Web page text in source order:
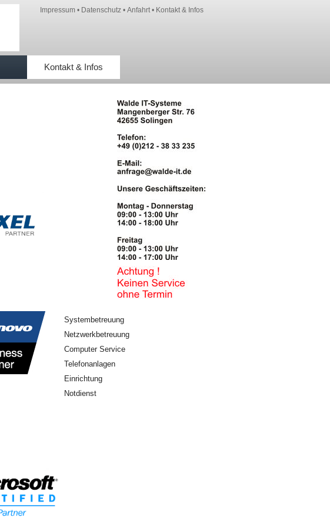
Impressum • Datenschutz • Anfahrt• Kontakt & Infos
Kontakt & Infos
Systembetreuung
Netzwerkbetreuung
Computer Service
Telefonanlagen
Einrichtung
Notdienst